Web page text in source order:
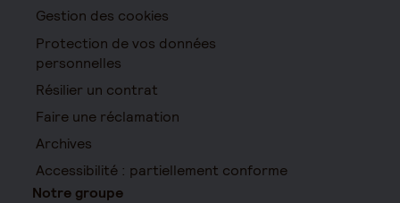
Gestion des cookies
Protection de vos données
personnelles
Résilier un contrat
Faire une réclamation
Archives
Accessibilité : partiellement conforme
Notre groupe